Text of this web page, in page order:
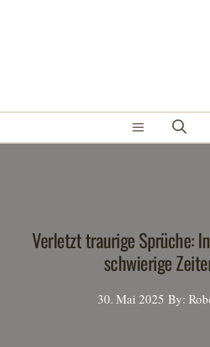
Menü
Verletzt traurige Sprüche:
schwierige
30. Mai 2025 By: